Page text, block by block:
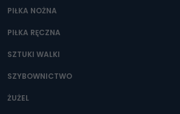
PIŁKA NOŻNA
PIŁKA RĘCZNA
SZTUKI WALKI
SZYBOWNICTWO
ŻUŻEL